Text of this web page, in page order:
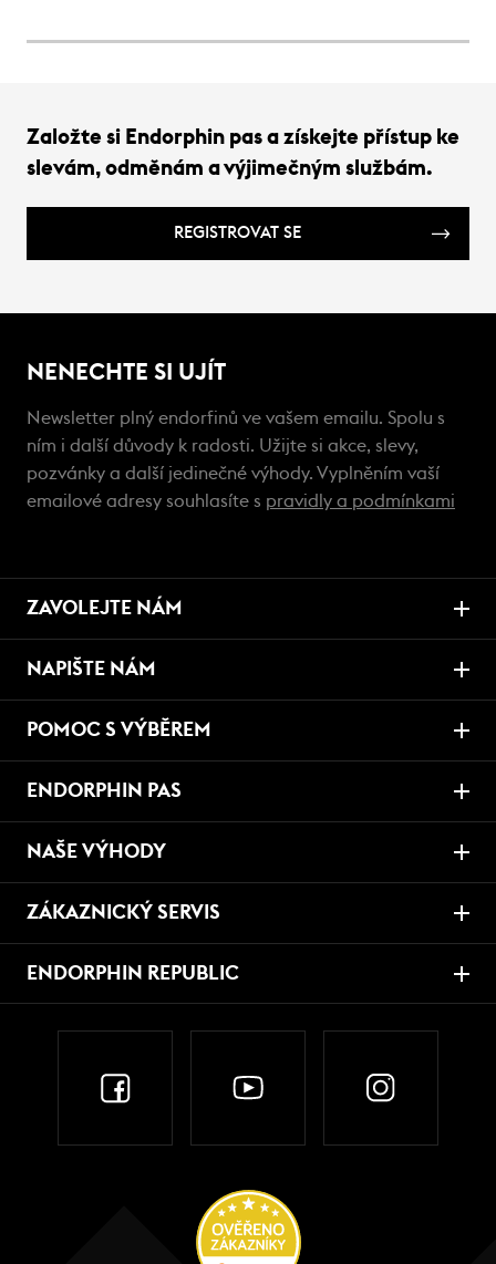
Založte si Endorphin pas a získejte přístup ke
slevám, odměnám a výjimečným službám.
REGISTROVAT SE
NENECHTE SI UJÍT
Newsletter plný endorfinů ve vašem emailu. Spolu s
ním i další důvody k radosti. Užijte si akce, slevy,
pozvánky a další jedinečné výhody. Vyplněním vaší
emailové adresy souhlasíte s pravidly a podmínkami
ZAVOLEJTE NÁM
NAPIŠTE NÁM
POMOC S VÝBĚREM
ENDORPHIN PAS
NAŠE VÝHODY
ZÁKAZNICKÝ SERVIS
ENDORPHIN REPUBLIC